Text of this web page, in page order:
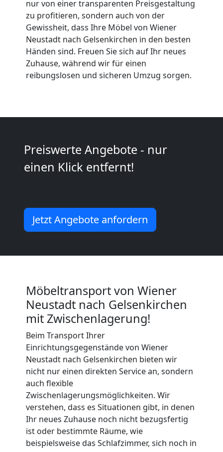
nur von einer transparenten Preisgestaltung
zu profitieren, sondern auch von der
Gewissheit, dass Ihre Möbel von Wiener
Neustadt nach Gelsenkirchen in den besten
Händen sind. Freuen Sie sich auf Ihr neues
Zuhause, während wir für einen
reibungslosen und sicheren Umzug sorgen.
Preiswerte Angebote - nur
einen Klick entfernt!
Jetzt Angebote anfordern
Möbeltransport von Wiener
Neustadt nach Gelsenkirchen
mit Zwischenlagerung!
Beim Transport Ihrer
Einrichtungsgegenstände von Wiener
Neustadt nach Gelsenkirchen bieten wir
nicht nur einen direkten Service an, sondern
auch flexible
Zwischenlagerungsmöglichkeiten. Wir
verstehen, dass es Situationen gibt, in denen
Ihr neues Zuhause noch nicht bezugsfertig
ist oder bestimmte Räume, wie
beispielsweise das Schlafzimmer, sich noch in
Expressumzug
Wiener
Neustadt
Wiener
Neustadt
Umzug
Küchenumzug
Wiener
Neustadt
Umzug
und
Lagerung